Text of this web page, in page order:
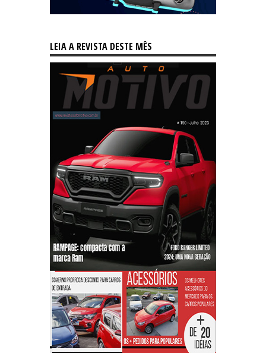
LEIA A REVISTA DESTE MÊS